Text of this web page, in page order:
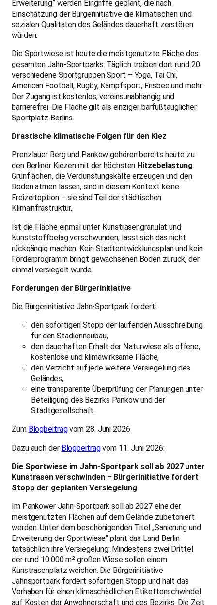
Prenzlauer Berg und Pankow gehören bereits heute zu
den Berliner Kiezen mit der höchstenHitzebelastung
Grünflächen, die Verdunstungskälte erzeugen und den
Boden atmen lassen, sind in diesem Kontext keine
Freizeitoption – sie sind Teil der städtischen
Klimainfrastruktur.
Ist die Fläche einmal unter Kunstrasengranulat und
Kunststoffbelag verschwunden, lässt sich das nicht
rückgängig machen. Kein Stadtentwicklungsplan und kein
Förderprogramm bringt gewachsenen Boden zurück, der
einmal versiegelt wurde.
Forderungen der Bürgerinitiative
Die Bürgerinitiative Jahn-Sportpark fordert:
den sofortigen Stopp der laufenden Ausschreibung
für den Stadionneubau,
den dauerhaften Erhalt der Naturwiese als offene,
kostenlose und klimawirksame Fläche,
Geländes,
eine transparente Überprüfung der Planungen unter
Beteiligung des Bezirks Pankow und der
Stadtgesellschaft.
Kunstrasen verschwinden – Bürgerinitiative fordert
Stopp der geplanten Versiegelung
Im Pankower Jahn-Sportpark soll ab 2027 eine der
meistgenutzten Flächen auf dem Gelände zubetoniert
werden. Unter dem beschönigenden Titel „Sanierung und
Erweiterung der Sportwiese“ plant das Land Berlin
tatsächlich ihre Versiegelung: Mindestens zwei Drittel
der rund 10.000 m² großen Wiese sollen einem
Jahnsportpark fordert sofortigen Stopp und hält das
Vorhaben für einen klimaschädlichen Etikettenschwindel
auf Kosten der Anwohnerschaft und des Bezirks. Die Zeit
drängt: Laut Förderbedingungen soll das Projekt bereits
2027 beginnen.
Kein „Sanieren“, kein „Erweitern“ – sondern
Versiegeln
Der offizielle Projekttitel ist irreführend. Geplant ist
weder eine Sanierung noch eine Erweiterung, sondern der
Neubau eines mindestens 6.500 m² großen Kunstrasen-
Großspielfelds. Die Wiese soll dabei auf rund 30% ihrer
heutigen Größe geschrumpft werden. Finanziert werden
soll die Versiegelung ausgerechnet aus dem
Sondervermögen Infrastruktur und Klimaneutralität über
das Bundesprogramm „Sanierung kommunaler